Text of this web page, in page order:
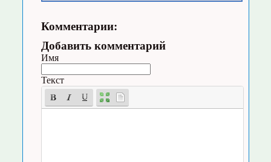
Комментарии:
Добавить комментарий
Имя
Текст